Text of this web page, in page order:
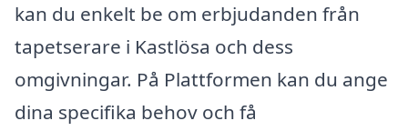
kan du enkelt be om erbjudanden från
tapetserare i Kastlösa och dess
omgivningar. På Plattformen kan du ange
dina specifika behov och få